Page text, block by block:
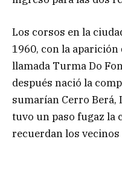
Los corsos en la
1960, con la
llamada Turma Do
después nació la
sumarían Cerro Berá,
tuvo un paso fugaz la
recuerdan los vecinos